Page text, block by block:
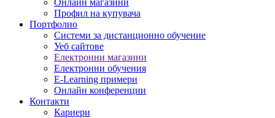
Онлайн магазини
Профил на купувача
Портфолио
Системи за дистанционно обучение
Уеб сайтове
Електронни магазини
Електронни обучения
E-Learning примери
Онлайн конференции
Контакти
Кариери